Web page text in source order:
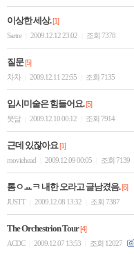
이상한 세상.[1]
Sartre
2009.12.12 23:02 조회 7378
질문[5]
차차
2009.12.11 22:55 조회 7135
입시미술은 힘들어요.[5]
뭇담
2009.12.10 00:12 조회 7914
근데 있잖아요[1]
moviehead
2009.12.09 00:05 조회 7139
톰ㅇㅛㅋ 내한 오라고 글남겼음.[6]
JUSTT
2009.12.08 13:32 조회 7387
The Orchestrion Tour[4]
ACDC
2009.12.07 13:53 조회 12027